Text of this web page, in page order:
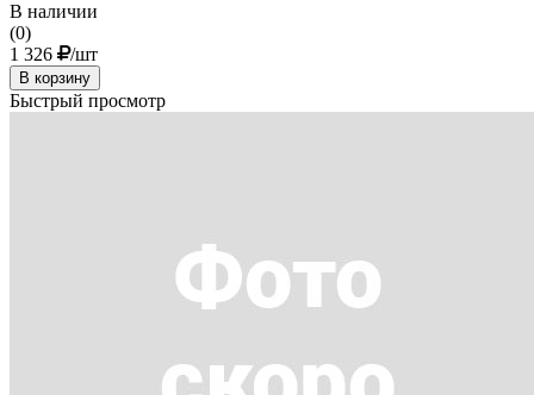
В наличии
(0)
1 326
/шт
В корзину
Быстрый просмотр